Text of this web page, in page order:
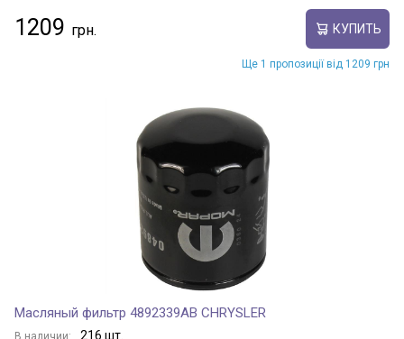
1209 КУПИТЬ
Ще 1 пропозиції від 1209 грн
Масляный фильтр 4892339AB CHRYSLER
В наличии: 216 шт.